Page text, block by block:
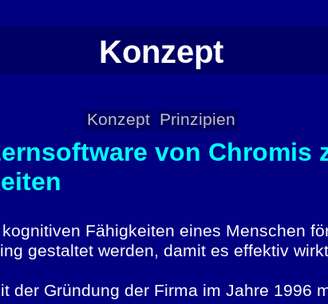
Konzept
Konzept Prinzipien
von Chromis
Fähigkeiten eines Menschen
gestaltet werden, damit es effektiv
der Gründung der Firma im Jahre 1996